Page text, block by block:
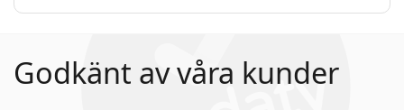
Godkänt av våra kunder